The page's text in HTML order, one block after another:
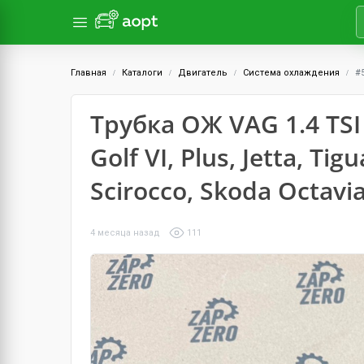
Главная Каталоги Двигатель Система охлаждения
Трубка ОЖ VAG 1.4
Golf VI, Plus, Jetta,
Scirocco, Skoda
4 месяца назад 111